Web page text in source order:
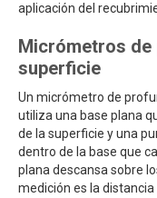
aplicación del
Micrómetros
superficie
Un micrómetro de
utiliza una base plana
de la superficie y una
dentro de la base que
plana descansa sobre
medición es la